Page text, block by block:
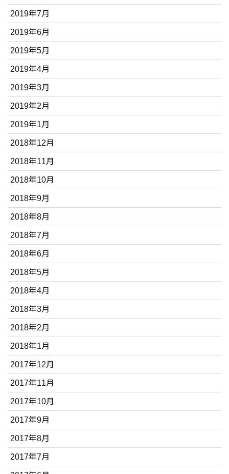
2019年7月
2019年6月
2019年5月
2019年4月
2019年3月
2019年2月
2019年1月
2018年12月
2018年11月
2018年10月
2018年9月
2018年8月
2018年7月
2018年6月
2018年5月
2018年4月
2018年3月
2018年2月
2018年1月
2017年12月
2017年11月
2017年10月
2017年9月
2017年8月
2017年7月